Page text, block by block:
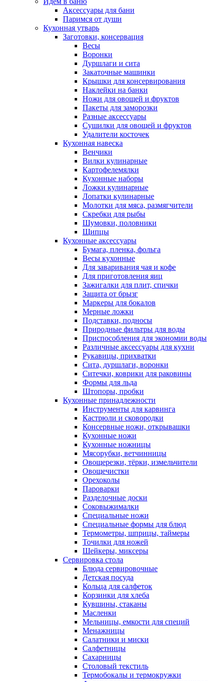
Аксессуары для бани
Паримся от души
Кухонная утварь
Заготовки, консервация
Весы
Воронки
Дуршлаги и сита
Закаточные машинки
Крышки для консервирования
Наклейки на банки
Ножи для овощей и фруктов
Пакеты для заморозки
Разные аксессуары
Сушилки для овощей и фруктов
Удалители косточек
Кухонная навеска
Венчики
Вилки кулинарные
Картофелемялки
Кухонные наборы
Ложки кулинарные
Лопатки кулинарные
Молотки для мяса, размягчители
Скребки для рыбы
Шумовки, половники
Щипцы
Кухонные аксессуары
Бумага, пленка, фольга
Весы кухонные
Для заваривания чая и кофе
Для приготовления яиц
Зажигалки для плит, спички
Защита от брызг
Маркеры для бокалов
Мерные ложки
Подставки, подносы
Природные фильтры для воды
Приспособления для экономии воды
Различные аксессуары для кухни
Рукавицы, прихватки
Сита, дуршлаги, воронки
Ситечки, коврики для раковины
Формы для льда
Штопоры, пробки
Кухонные принадлежности
Инструменты для карвинга
Кастрюли и сковородки
Консервные ножи, открывашки
Кухонные ножи
Кухонные ножницы
Мясорубки, ветчинницы
Овощерезки, тёрки, измельчители
Овощечистки
Орехоколы
Пароварки
Разделочные доски
Соковыжималки
Специальные ножи
Специальные формы для блюд
Термометры, шприцы, таймеры
Точилки для ножей
Шейкеры, миксеры
Сервировка стола
Блюда сервировочные
Детская посуда
Кольца для салфеток
Корзинки для хлеба
Кувшины, стаканы
Масленки
Мельницы, емкости для специй
Менажницы
Салатники и миски
Салфетницы
Сахарницы
Столовый текстиль
Термобокалы и термокружки